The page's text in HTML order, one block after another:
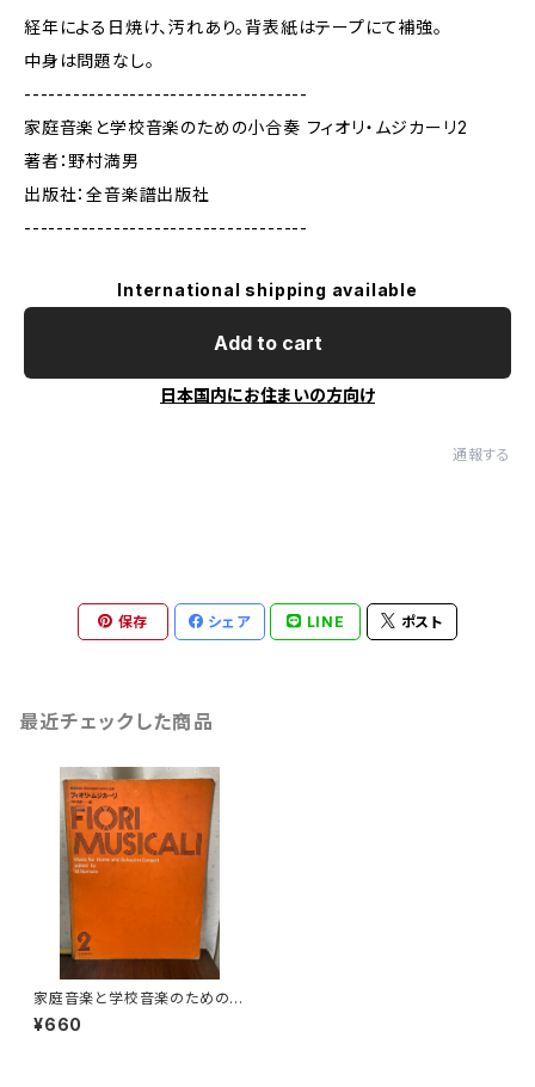
経年による日焼け、汚れあり。背表紙はテープにて補強。
中身は問題なし。
-----------------------------------
家庭音楽と学校音楽のための小合奏 フィオリ・ムジカーリ2
著者：野村満男
出版社：全音楽譜出版社
-----------------------------------
International shipping available
Add to cart
日本国内にお住まいの方向け
通報する
保存 シェア LINE ポスト
最近チェックした商品
家庭音楽と学校音楽のための小
合奏 フィオリ・ムジカーリ2【著
者：野村満男】出版社：全音楽譜
¥660